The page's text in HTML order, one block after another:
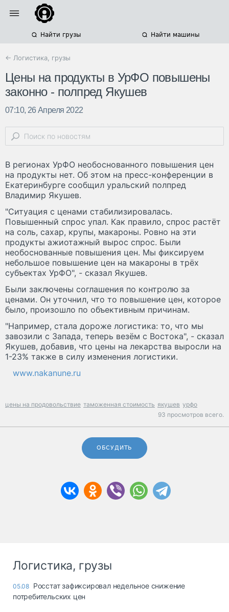
Найти грузы Найти машины
← Логистика, грузы
Цены на продукты в УрФО повышены
законно - полпред Якушев
07:10, 26 Апреля 2022
В регионах УрФО необоснованного повышения цен
на продукты нет. Об этом на пресс-конференции в
Екатеринбурге сообщил уральский полпред
Владимир Якушев.
"Ситуация с ценами стабилизировалась.
Повышенный спрос упал. Как правило, спрос растёт
на соль, сахар, крупы, макароны. Ровно на эти
продукты ажиотажный вырос спрос. Были
необоснованные повышения цен. Мы фиксируем
небольшое повышение цен на макароны в трёх
субъектах УрФО", - сказал Якушев.
Были заключены соглашения по контролю за
ценами. Он уточнил, что то повышение цен, которое
было, произошло по объективным причинам.
"Например, стала дороже логистика: то, что мы
завозили с Запада, теперь везём с Востока", - сказал
Якушев, добавив, что цены на лекарства выросли на
1-23% также в силу изменения логистики.
www.nakanune.ru
цены на продовольствие таможенная стоимость якушев урфо
93 просмотров всего.
ОБСУДИТЬ
Логистика, грузы
05.08 Росстат зафиксировал недельное снижение
потребительских цен